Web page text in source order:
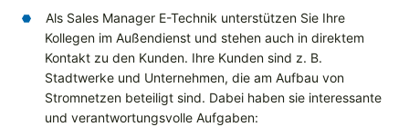
Als Sales Manager E-Technik unterstützen Sie Ihre
Kollegen im Außendienst und stehen auch in direktem
Kontakt zu den Kunden. Ihre Kunden sind z. B.
Stadtwerke und Unternehmen, die am Aufbau von
Stromnetzen beteiligt sind. Dabei haben sie interessante
und verantwortungsvolle Aufgaben: